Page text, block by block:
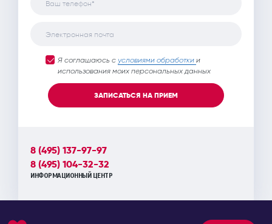
Ваш телефон*
Электронная почта
Я соглашаюсь с условиями обработки и
использования моих персональных данных
ЗАПИСАТЬСЯ НА ПРИЕМ
8 (495) 137-97-97
8 (495) 104-32-32
ИНФОРМАЦИОННЫЙ ЦЕНТР